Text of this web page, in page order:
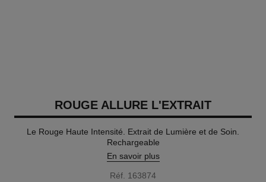
ROUGE ALLURE L'EXTRAIT
Le Rouge Haute Intensité. Extrait de Lumière et de Soin.
Rechargeable
En savoir plus
Réf. 163874